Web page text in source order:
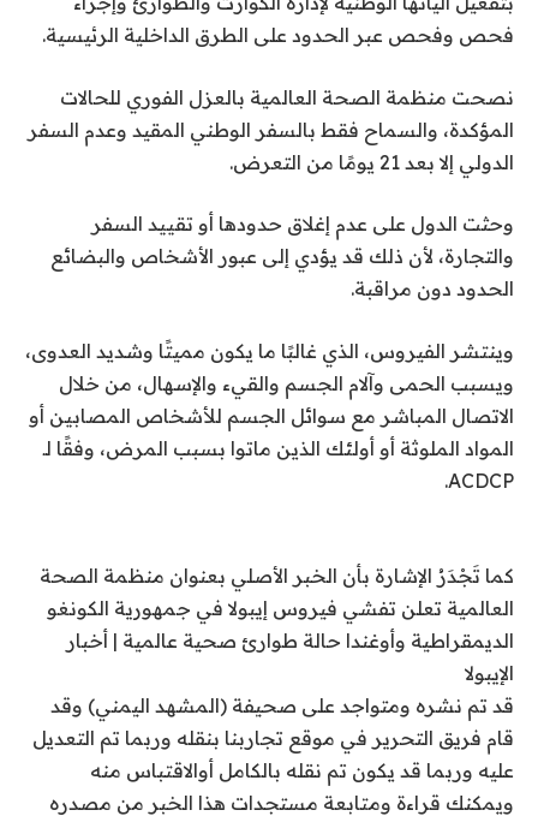
فحص وفحص عبر الحدود على الطرق الداخلية الرئيسية.
نصحت منظمة الصحة العالمية بالعزل الفوري للحالات
المؤكدة، والسماح فقط بالسفر الوطني المقيد وعدم السفر
الدولي إلا بعد 21 يومًا من التعرض.
وحثت الدول على عدم إغلاق حدودها أو تقييد السفر
والتجارة، لأن ذلك قد يؤدي إلى عبور الأشخاص والبضائع
الحدود دون مراقبة.
وينتشر الفيروس، الذي غالبًا ما يكون مميتًا وشديد العدوى،
ويسبب الحمى وآلام الجسم والقيء والإسهال، من خلال
الاتصال المباشر مع سوائل الجسم للأشخاص المصابين أو
المواد الملوثة أو أولئك الذين ماتوا بسبب المرض، وفقًا لـ
ACDCP.
كما تَجْدَرُ الإشارة بأن الخبر الأصلي بعنوان منظمة الصحة
العالمية تعلن تفشي فيروس إيبولا في جمهورية الكونغو
الديمقراطية وأوغندا حالة طوارئ صحية عالمية | أخبار
الإيبولا
قد تم نشره ومتواجد على صحيفة (المشهد اليمني) وقد
قام فريق التحرير في موقع تجاربنا بنقله وربما تم التعديل
عليه وربما قد يكون تم نقله بالكامل أوالاقتباس منه
ويمكنك قراءة ومتابعة مستجدات هذا الخبر من مصدره